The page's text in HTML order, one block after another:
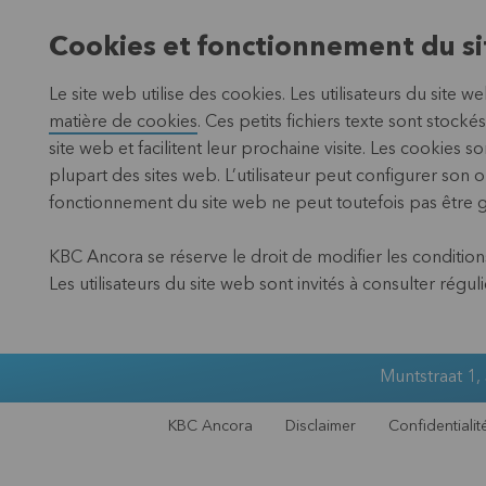
Cookies et fonctionnement du
Le site web utilise des cookies. Les utilisateurs du site
matière de cookies. Ces petits fichiers texte sont
site web et facilitent leur prochaine visite. Les cookies
plupart des sites web. L’utilisateur peut configurer son
fonctionnement du site web ne peut toutefois pas être
KBC Ancora se réserve le droit de modifier les
Les utilisateurs du site web sont invités à consulter
Muntstraat
KBC Ancora Disclaimer